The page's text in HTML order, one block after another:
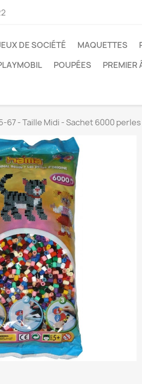
DE SOCIÉTÉ MAQUETTES
POUPÉES PREMIER
67 - Taille Midi - Sachet 6000